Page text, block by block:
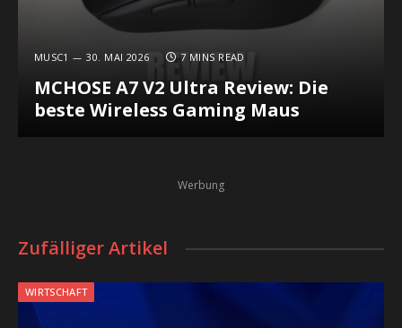
MUSC1 30. MAI 2026 7 MINS READ
MCHOSE A7 V2 Ultra Review: Die
beste Wireless Gaming Maus
Werbung
Zufälliger Artikel
WIRTSCHAFT